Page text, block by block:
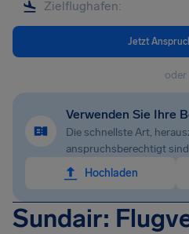
Jetzt
oder
Verwenden Sie Ihre
Die schnellste Art,
anspruchsberechtigt sind
Hochladen
Sundair: